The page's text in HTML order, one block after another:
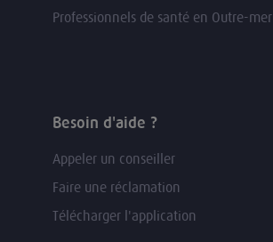
Professionnels de santé en Outre-mer
Besoin d'aide ?
Appeler un conseiller
Faire une réclamation
Télécharger l'application